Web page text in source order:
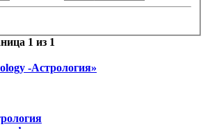
1 из 1
-Астрология»